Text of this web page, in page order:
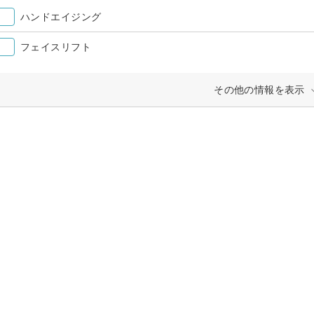
ハンドエイジング
フェイスリフト
その他の情報を表示